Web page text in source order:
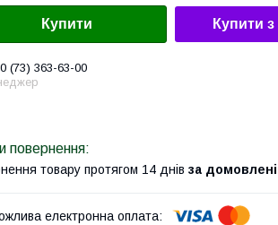
Купити Купити з
(73) 363-63-00
товару протягом 14 днів за